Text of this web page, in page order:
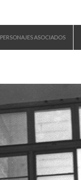
PERSONAJES ASOCIADOS